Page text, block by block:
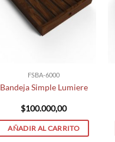
FSBA-6000
Bandeja Simple Lumiere
$100.000,00
AÑADIR AL CARRITO